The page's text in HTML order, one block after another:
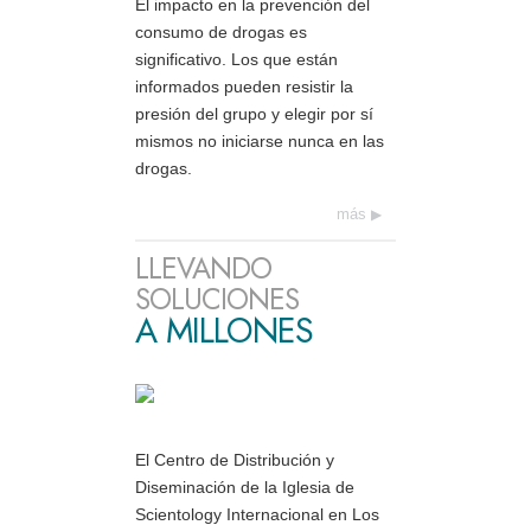
El impacto en la prevención del
consumo de drogas es
significativo. Los que están
informados pueden resistir la
presión del grupo y elegir por sí
mismos no iniciarse nunca en las
drogas.
más
LLEVANDO
SOLUCIONES
A MILLONES
El Centro de Distribución y
Diseminación de la Iglesia de
Scientology Internacional en Los